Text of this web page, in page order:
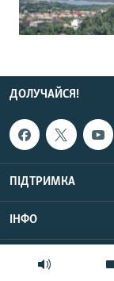
ДОЛУЧАЙСЯ!
ПІДТРИМКА
ІНФО